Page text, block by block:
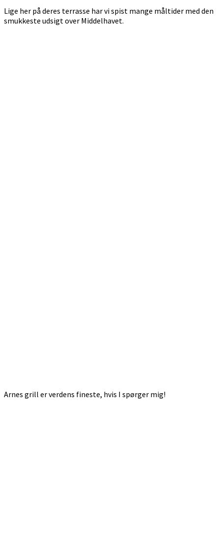
Lige her på deres terrasse har vi spist mange måltider med den
smukkeste udsigt over Middelhavet.
Arnes grill er verdens fineste, hvis I spørger mig!